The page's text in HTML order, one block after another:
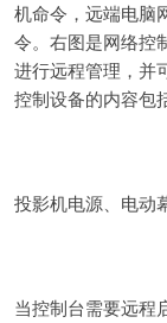
机命令，远端电脑
令。右图是网络控
进行远程管理，并
控制设备的内容包
投影机电源、电动
当控制台需要远程